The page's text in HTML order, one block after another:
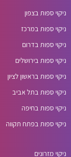
ניקוי ספות בצפון
ניקוי ספות במרכז
ניקוי ספות בדרום
ניקוי ספות בירושלים
ניקוי ספות בראשון לציון
ניקוי ספות בתל אביב
ניקוי ספות בחיפה
ניקוי ספות בפתח תקווה
ניקוי מזרונים